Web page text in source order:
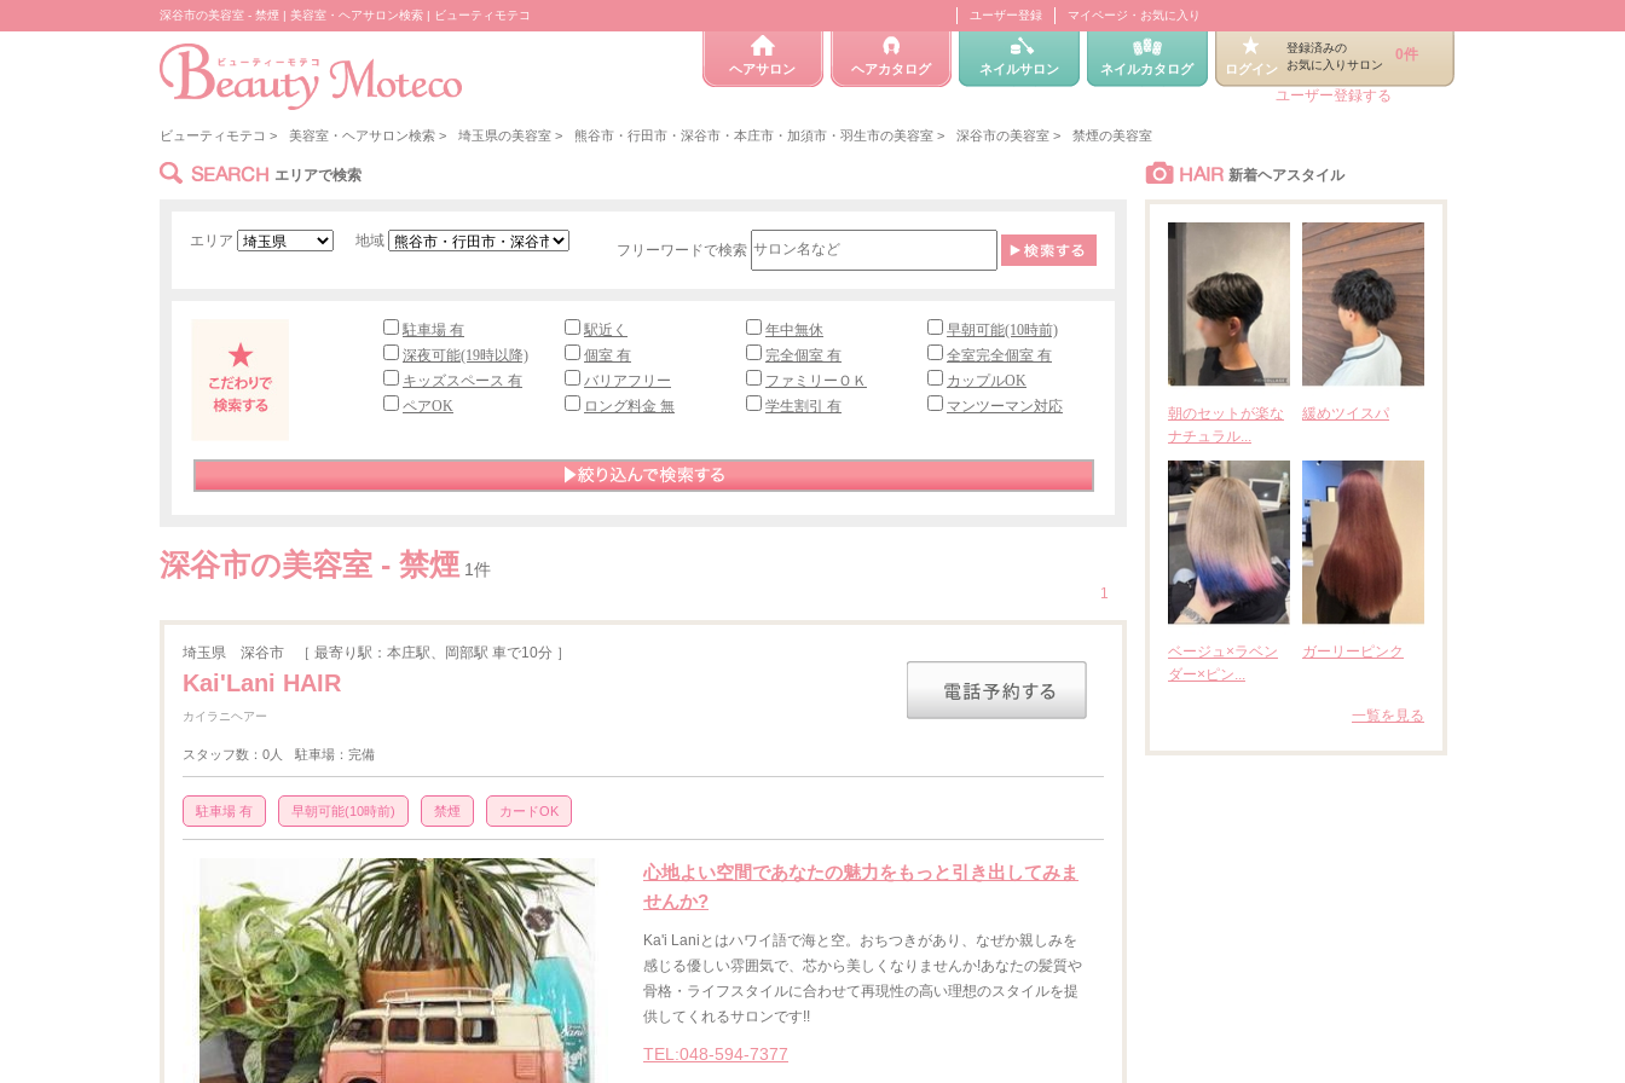
深谷市の美容室 - 禁煙 | 美容室・ヘアサロン検索 | ビューティモテコ ユーザー登録 マイページ・お気に入り
ヘアサロン ヘアカタログ ネイルサロン ネイルカタログ ログイン
登録済みの
お気に入りサロン
0件
ユーザー登録する
ビューティモテコ > 美容室・ヘアサロン検索 > 埼玉県の美容室 > 熊谷市・行田市・深谷市・本庄市・加須市・羽生市の美容室 > 深谷市の美容室 > 禁煙の美容室
SEARCH エリアで検索
エリア 地域
フリーワードで検索
駐車場 有 駅近く 年中無休
早朝可能(10時前)
深夜可能(19時以降)
個室 有 完全個室 有
全室完全個室 有
キッズスペース 有
バリアフリー ファミリーＯＫ
カップルOK
ペアOK
ロング料金 無 学生割引 有 マンツーマン対応
深谷市の美容室 - 禁煙 1件
1
埼玉県 深谷市 ［ 最寄り駅：本庄駅、岡部駅 車で10分 ］
Kai'Lani HAIR
カイラニヘアー
スタッフ数：0人 駐車場：完備
駐車場 有 早朝可能(10時前) 禁煙 カードOK
心地よい空間であなたの魅力をもっと引き出してみま
せんか?
Ka'i Laniとはハワイ語で海と空。おちつきがあり、なぜか親しみを
感じる優しい雰囲気で、芯から美しくなりませんか!あなたの髪質や
骨格・ライフスタイルに合わせて再現性の高い理想のスタイルを提
供してくれるサロンです!!
TEL:048-594-7377
HAIR 新着ヘアスタイル
朝のセットが楽な
ナチュラル...
緩めツイスパ
ベージュ×ラベン
ダー×ピン...
ガーリーピンク
一覧を見る